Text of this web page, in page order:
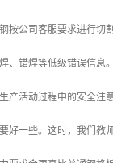
按公司客服要求进行
、错焊等低级错误信
产活动过程中的安全注
好一些。这时，我们